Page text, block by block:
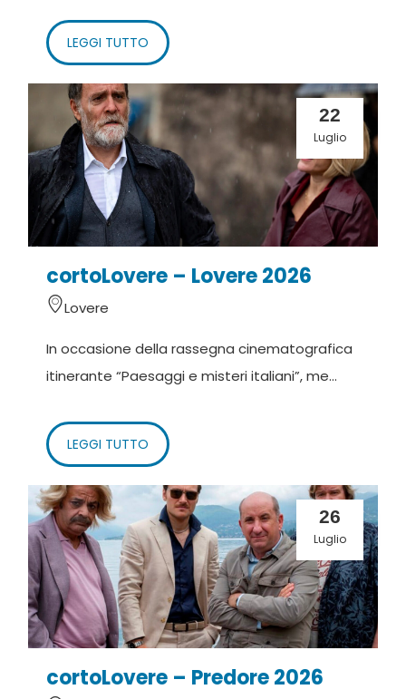
LEGGI TUTTO
22
Luglio
cortoLovere – Lovere 2026
Lovere
In occasione della rassegna cinematografica
itinerante “Paesaggi e misteri italiani”, me...
LEGGI TUTTO
26
Luglio
cortoLovere – Predore 2026